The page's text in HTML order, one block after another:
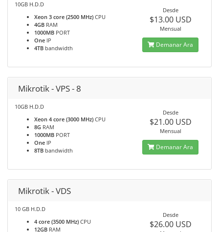
10GB H.D.D
Xeon 3 core (2500 MHz) CPU
4GB RAM
1000MB PORT
One IP
4TB bandwidth
Desde
$13.00 USD
Mensual
Demanar Ara
Mikrotik - VPS - 8
10GB H.D.D
Xeon 4 core (3000 MHz) CPU
8G RAM
1000MB PORT
One IP
8TB bandwidth
Desde
$21.00 USD
Mensual
Demanar Ara
Mikrotik - VDS
10 GB H.D.D
4 core (3500 MHz) CPU
12GB RAM
Desde
$26.00 USD